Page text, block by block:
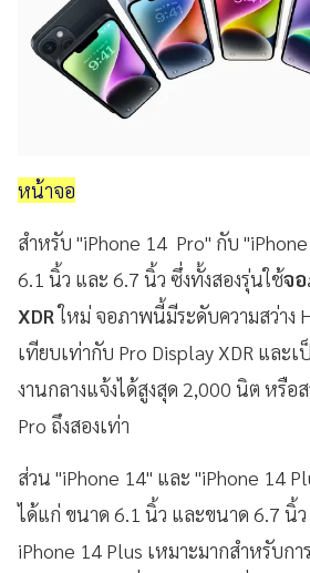
หน้าจอ
สำหรับ "iPhone 14 Pro" กับ
6.1 นิ้ว และ 6.7 นิ้ว ซึ่งทั้งสองรุ่นใช้จ
XDRใหม่ จอภาพนี้มีระดับความสว่าง
เทียบเท่ากับ Pro Display XDR และ
งานกลางแจ้งได้สูงสุด 2,000 นิต หรือส
Pro ถึงสองเท่า
ส่วน "iPhone 14" และ "iPhone 14
ได้แก่ ขนาด 6.1 นิ้ว และขนาด 6.7
iPhone 14 Plus เหมาะมากสำหรับกา